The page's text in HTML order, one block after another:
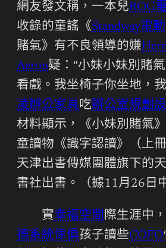
網友發文稱，一本兒ROG
收錄的童謠《Standway電
賭氣》有不良領導的嫌
Aeron疑：“小妹小妹別賭
看戲。我坐椅子你坐地，
凌辦公家具吃辦公室規劃
材料顯示，《小妹別賭氣
童讀物《識字認讀》（上
天津出書傳媒團體旗下的
書社出書。（據11月26日
實幸福空間 際生涯中
德系統傢俱孩子讀些COFO